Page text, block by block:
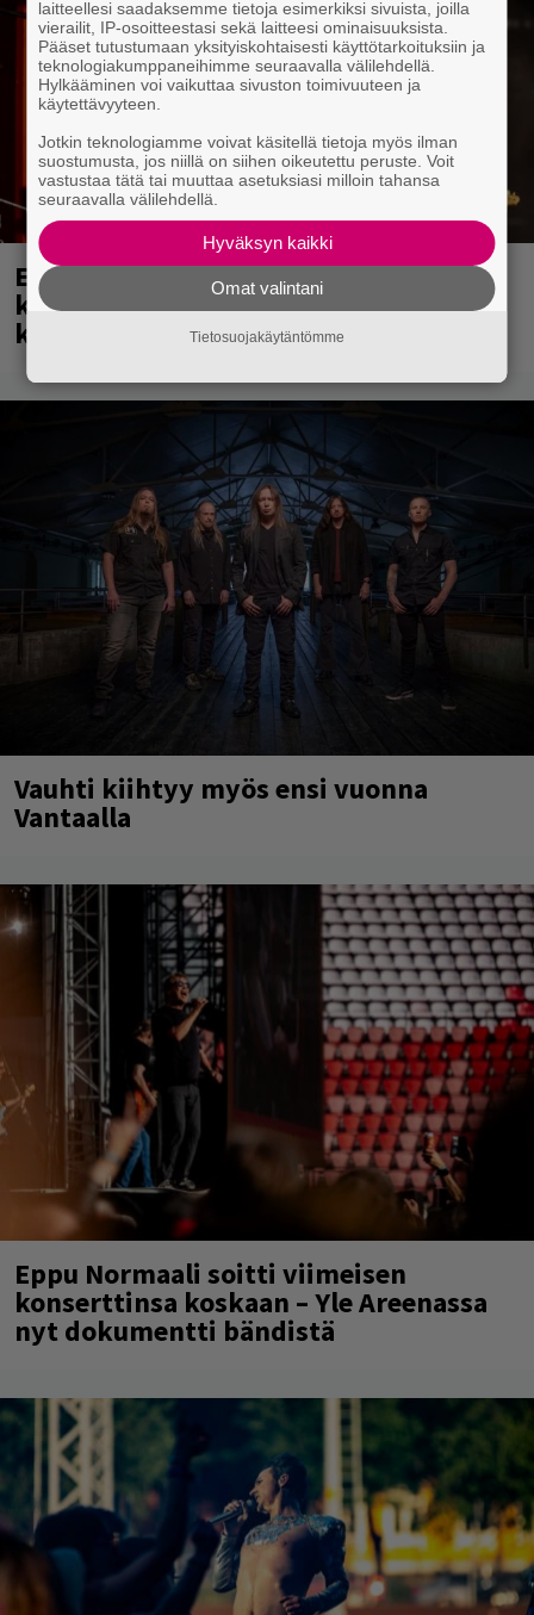
Eppu Normaali soitti viimeisen
keikkansa – nämä kappaleet sillä
kuultiin
Vauhti kiihtyy myös ensi vuonna
Vantaalla
Eppu Normaali soitti viimeisen
konserttinsa koskaan – Yle Areenassa
nyt dokumentti bändistä
laitteellesi saadaksemme tietoja esimerkiksi sivuista, joilla
vierailit, IP-osoitteestasi sekä laitteesi ominaisuuksista.
Pääset tutustumaan yksityiskohtaisesti käyttötarkoituksiin ja
teknologiakumppaneihimme seuraavalla välilehdellä.
Hylkääminen voi vaikuttaa sivuston toimivuuteen ja
käytettävyyteen.
Jotkin teknologiamme voivat käsitellä tietoja myös ilman
suostumusta, jos niillä on siihen oikeutettu peruste. Voit
vastustaa tätä tai muuttaa asetuksiasi milloin tahansa
seuraavalla välilehdellä.
Hyväksyn kaikki
Omat valintani
Tietosuojakäytäntömme